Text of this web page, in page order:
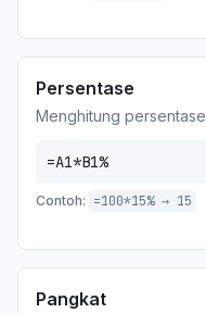
Persentase
Menghitung
=A1*B1%
Contoh: =100*15% → 15
Pangkat